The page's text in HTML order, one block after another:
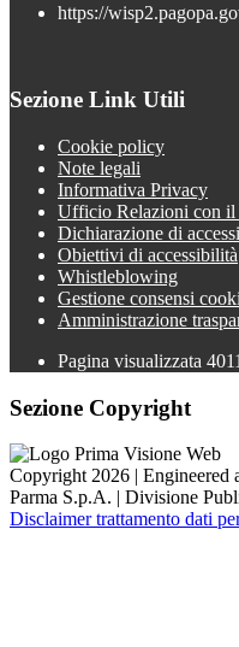
https://
Sezione Link Utili
Cookie policy
Note legali
Informativa Privacy
Ufficio Relazioni con il
Dichiarazione di
Obiettivi di accessibilità
Whistleblowing
Gestione consensi
Amministrazione
Pagina visualizzata 4011
Sezione Copyright
Copyright 2026 | Engineered
Parma S.p.A. | Divisione
Disclaimer trattamento dati